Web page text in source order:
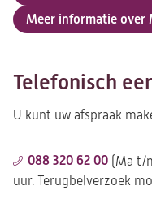
Meer informatie over
Telefonisch
U kunt uw afspraak
088 320 62 00 (Ma t/
uur. Terugbelverzoek